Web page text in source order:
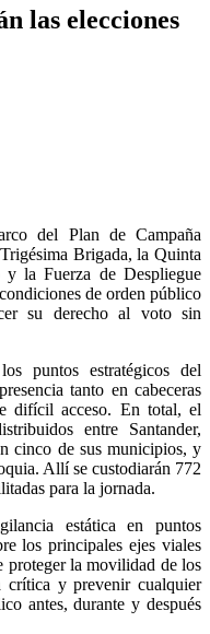
las elecciones
del Plan de Campaña
Brigada, la Quinta
la Fuerza de Despliegue
de orden público
su derecho al voto sin
puntos estratégicos del
tanto en cabeceras
difícil acceso. En total, el
entre Santander,
cinco de sus municipios, y
Allí se custodiarán 772
para la jornada.
estática en puntos
los principales ejes viales
proteger la movilidad de los
crítica y prevenir cualquier
antes, durante y después